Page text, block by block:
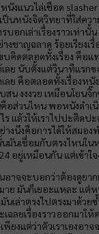
นังแนวไล่เชือด
นหนังจิตวิทยาที่ใส่ควา
บอกเล่าเรื่องราวเท่านั้
ชาญฉลาด ร้อยเรียงเรื่
บคิดตลอดทั้งเรื่อง คือแ
ลย นับตั้งแต่วินาทีแรก
ย คือตลอดทั้งเรื่องหนั
สน งงงวย เหมือนโยนจิ๊
อส่วนไหน พอหนังดำเ
แล้วให้เราไปปะติดปะ
างนึงคือการได้ให้สมอง
นมันเชื่อมกับตรงไหนใ
อยู่เหมือนกัน แต่เข้าใจ
จจะบอกว่าต้องดูยาก
ย มันก็เยอะแหละ แต่ห
นเล่าตรงไปตรงมาด้ว
ฉลยเรื่องราวออกมาใ
ยงแต่ว่าตัวเราเองอาจ